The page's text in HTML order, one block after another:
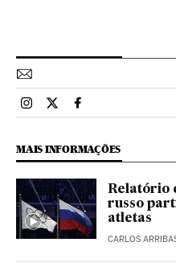
Esportes El País Brasil en
Esportes El País Brasil
Esportes El País
MAIS INFORMAÇÕES
Relatório
russo
atletas
CARLOS